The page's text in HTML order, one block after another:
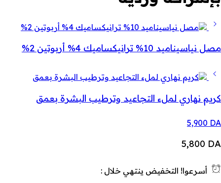
مصل نياسيناميد 10% ترانيكساميك 4% أربوتين 2%
كريم نهاري لملء التجاعيد وترطيب البشرة بعمق
5,900 DA
5,800 DA
أسرعوا! التخفيض ينتهي خلال :